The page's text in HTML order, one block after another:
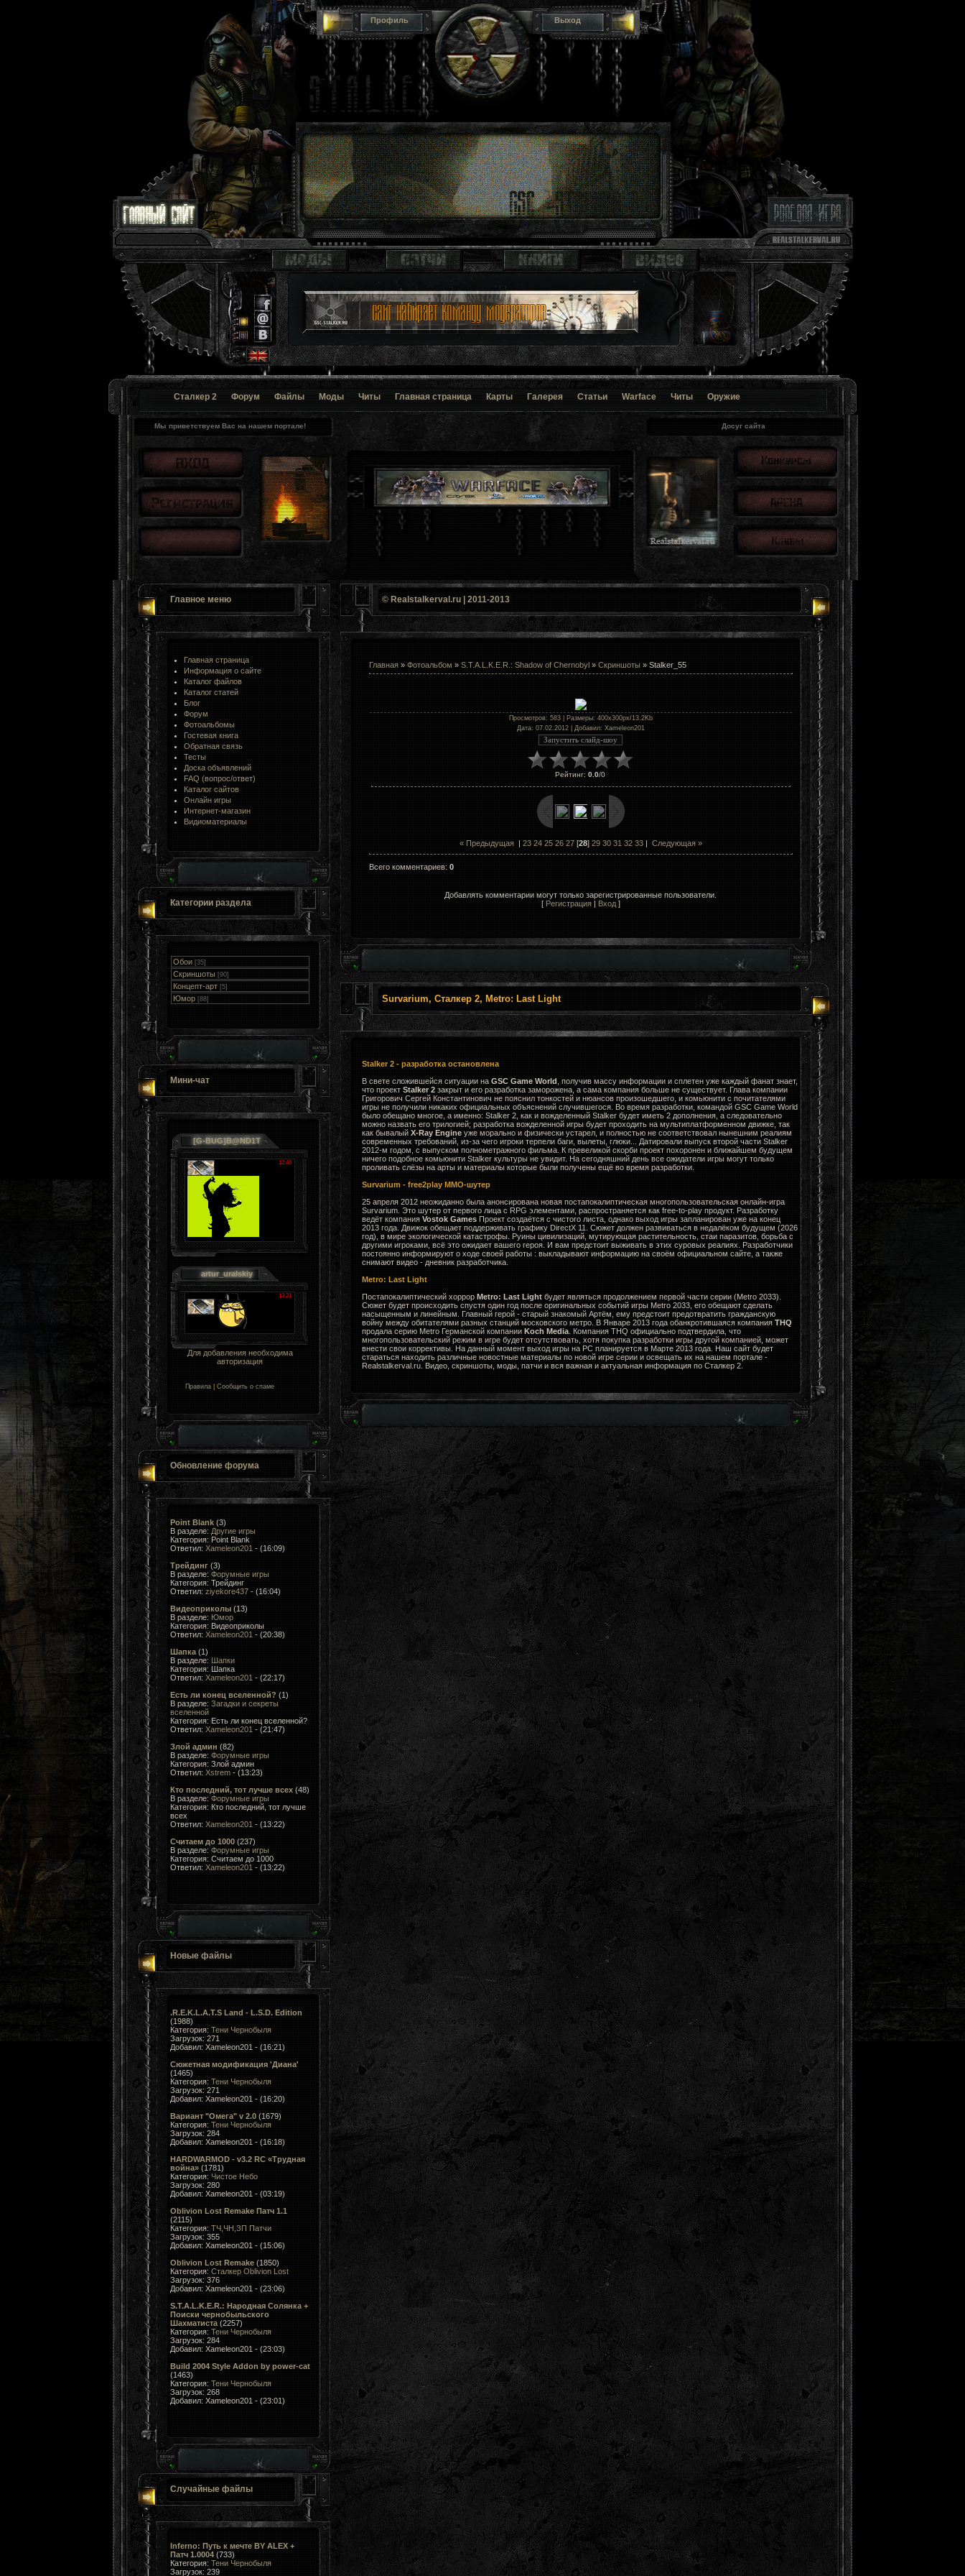
Профиль Выход
Сталкер 2 Форум Файлы Моды Читы Главная страница Карты Галерея Статьи Warface Читы Оружие
Досуг сайта
Мы приветствуем Вас на нашем портале!
Главное меню
Главная страница
Информация о сайте
Каталог файлов
Каталог статей
Блог
Форум
Фотоальбомы
Гостевая книга
Обратная связь
Тесты
Доска объявлений
FAQ (вопрос/ответ)
Каталог сайтов
Онлайн игры
Интернет-магазин
Видиоматериалы
Категории раздела
Обои [35]
Скриншоты [90]
Концепт-арт [5]
Юмор [88]
Мини-чат
Для добавления необходима
авторизация
Правила| Сообщить о спаме
Обновление форума
Point Blank(3)
В разделе: Другие игры
Категория: Point Blank
Ответил: Xameleon201 - (16:09)
Трейдинг(3)
В разделе: Форумные игры
Категория: Трейдинг
Ответил: ziyekore437- (16:04)
Видеоприколы(13)
В разделе: Юмор
Категория: Видеоприколы
Ответил: Xameleon201 - (20:38)
Шапка(1)
В разделе: Шапки
Категория: Шапка
Ответил: Xameleon201 - (22:17)
Есть ли конец вселенной? (1)
В разделе: Загадки и секреты
вселенной
Категория: Есть ли конец вселенной?
Ответил: Xameleon201 - (21:47)
Злой админ (82)
В разделе: Форумные игры
Категория: Злой админ
Ответил: Xstrem- (13:23)
Кто последний, тот лучше всеx(48)
В разделе: Форумные игры
Категория: Кто последний, тот лучше
всеx
Ответил: Xameleon201 - (13:22)
Считаем до 1000(237)
В разделе: Форумные игры
Категория: Считаем до 1000
Ответил: Xameleon201 - (13:22)
Новые файлы
.R.E.K.L.A.T.S Land - L.S.D. Edition
(1988)
Категория: Тени Чернобыля
Загрузок: 271
Добавил: Xameleon201 - (16:21)
Сюжетная модификация 'Диана'
(1465)
Категория: Тени Чернобыля
Загрузок: 271
Добавил: Xameleon201 - (16:20)
Вариант "Омега" v 2.0(1679)
Категория: Тени Чернобыля
Загрузок: 284
Добавил: Xameleon201 - (16:18)
HARDWARMOD - v3.2 RC «Трудная
война»(1781)
Категория: Чистое Небо
Загрузок: 280
Добавил: Xameleon201 - (03:19)
Oblivion Lost Remake Патч 1.1
(2115)
Категория: ТЧ,ЧН,ЗП Патчи
Загрузок: 355
Добавил: Xameleon201 - (15:06)
Oblivion Lost Remake(1850)
Категория: Сталкер Oblivion Lost
Загрузок: 376
Добавил: Xameleon201 - (23:06)
S.T.A.L.K.E.R.: Народная Солянка +
Поиски чернобыльского
Шахматиста(2257)
Категория: Тени Чернобыля
Загрузок: 284
Добавил: Xameleon201 - (23:03)
Build 2004 Style Addon by power-cat
(1463)
Категория: Тени Чернобыля
Загрузок: 268
Добавил: Xameleon201 - (23:01)
Случайные файлы
Inferno: Путь к мечте BY ALEX +
Патч 1.0004(733)
Категория: Тени Чернобыля
Загрузок: 239
© Realstalkerval.ru | 2011-2013
Главная» Фотоальбом » S.T.A.L.K.E.R.: Shadow of Chernobyl» Скриншоты » Stalker_55
Просмотров: 583 | Размеры: 400x300px/13.2Kb
Дата: 07.02.2012 | Добавил: Xameleon201
Рейтинг: 0.0/0
« Предыдущая| 23 24 25 26 27[28] 29 30 31 32 33| Следующая »
Всего комментариев: 0
Добавлять комментарии могут только зарегистрированные пользователи.
[ Регистрация| Вход]
Survarium, Сталкер 2, Metro: Last Light
Stalker 2 - разработка остановлена
В свете сложившейся ситуации на GSC Game World , получив массу информации и сплетен уже каждый фанат знает,
что проект Stalker 2закрыт и его разработка заморожена, а сама компания больше не существует. Глава компании
Григорович Сергей Константинович не пояснил тонкостей и нюансов произошедшего, и комьюнити с почитателями
игры не получили никаких официальных объяснений случившегося. Во время разработки, командой GSC Game World
было обещано многое, а именно: Stalker 2, как и вожделенный Stalker будет иметь 2 дополнения, а следовательно
можно назвать его трилогией; разработка вожделенной игры будет проходить на мультиплатформенном движке, так
как бывалый X-Ray Engineуже морально и физически устарел, и полностью не соответствовал нынешним реалиям
современных требований, из-за чего игроки терпели баги, вылеты, глюки... Датировали выпуск второй части Stalker
2012-м годом, с выпуском полнометражного фильма. К превеликой скорби проект похоронен и ближайшем будущем
ничего подобное комьюнити Stalker культуры не увидит. На сегодняшний день все ожидатели игры могут только
проливать слёзы на арты и материалы которые были получены ещё во время разработки.
Survarium - free2play MMO-шутер
25 апреля 2012 неожиданно была анонсирована новая постапокалиптическая многопользовательская онлайн-игра
Survarium. Это шутер от первого лица с RPG элементами, распространяется как free-to-play продукт. Разработку
ведёт компания Vostok GamesПроект создаётся с чистого листа, однако выход игры запланирован уже на конец
2013 года. Движок обещает поддерживать графику DirectX 11. Сюжет должен развиваться в недалёком будущем (2026
год), в мире экологической катастрофы. Руины цивилизаций, мутирующая растительность, стаи паразитов, борьба с
другими игроками, всё это ожидает вашего героя. И вам предстоит выживать в этих суровых реалиях. Разработчики
постоянно информируют о ходе своей работы : выкладывают информацию на своём официальном сайте, а также
снимают видео - дневник разработчика.
Metro: Last Light
Постапокалиптический хоррор Metro: Last Lightбудет являться продолжением первой части серии (Metro 2033).
Сюжет будет происходить спустя один год после оригинальных событий игры Metro 2033, его обещают сделать
насыщенным и линейным. Главный герой - старый знакомый Артём, ему предстоит предотвратить гражданскую
войну между обитателями разных станций московского метро. В Январе 2013 года обанкротившаяся компания THQ
продала серию Metro Германской компании Koch Media. Компания THQ официально подтвердила, что
многопользовательский режим в игре будет отсутствовать, хотя покупка разработки игры другой компанией, может
внести свои коррективы. На данный момент выход игры на PC планируется в Марте 2013 года. Наш сайт будет
стараться находить различные новостные материалы по новой игре серии и освещать их на нашем портале -
Realstalkerval.ru. Видео, скриншоты, моды, патчи и вся важная и актуальная информация по Сталкер 2.